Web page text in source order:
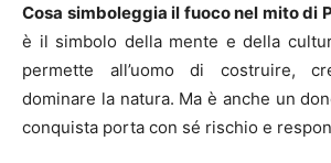
Cosa simboleggia il fuoco nel mito di
è il simbolo della mente e della
permette all’uomo di costruire,
dominare la natura. Ma è anche un
conquista porta con sé rischio e